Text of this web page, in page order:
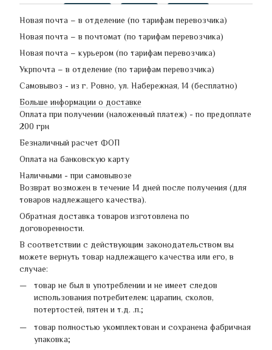
Новая почта – в отделение (по тарифам перевозчика)
Новая почта – в почтомат (по тарифам перевозчика)
Новая почта – курьером (по тарифам перевозчика)
Укрпочта – в отделение (по тарифам перевозчика)
Самовывоз - из г. Ровно, ул. Набережная, 14 (бесплатно)
Больше информации о доставке
Оплата при получении (наложенный платеж) - по предоплате
200 грн
Безналичный расчет ФОП
Оплата на банковскую карту
Наличными - при самовывозе
Возврат возможен в течение 14 дней после получения (для
товаров надлежащего качества).
Обратная доставка товаров изготовлена по
договоренности.
В соответствии с действующим законодательством вы
можете вернуть товар надлежащего качества или его, в
случае:
товар не был в употреблении и не имеет следов
использования потребителем: царапин, сколов,
потертостей, пятен и т.д. .п.;
товар полностью укомплектован и сохранена фабричная
упаковка;